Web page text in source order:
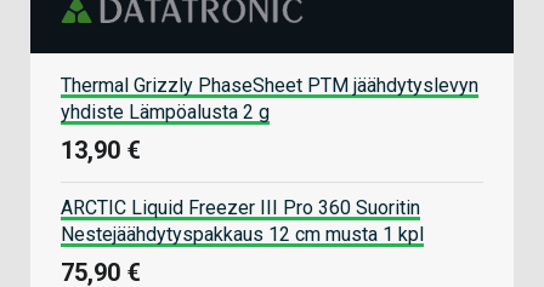
Thermal Grizzly PhaseSheet PTM jäähdytyslevyn
yhdiste Lämpöalusta 2 g
13,90 €
ARCTIC Liquid Freezer III Pro 360 Suoritin
Nestejäähdytyspakkaus 12 cm musta 1 kpl
75,90 €